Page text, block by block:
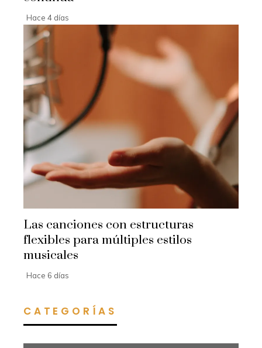
Hace 4 días
Las canciones con estructuras
flexibles para múltiples estilos
musicales
Hace 6 días
CATEGORÍAS